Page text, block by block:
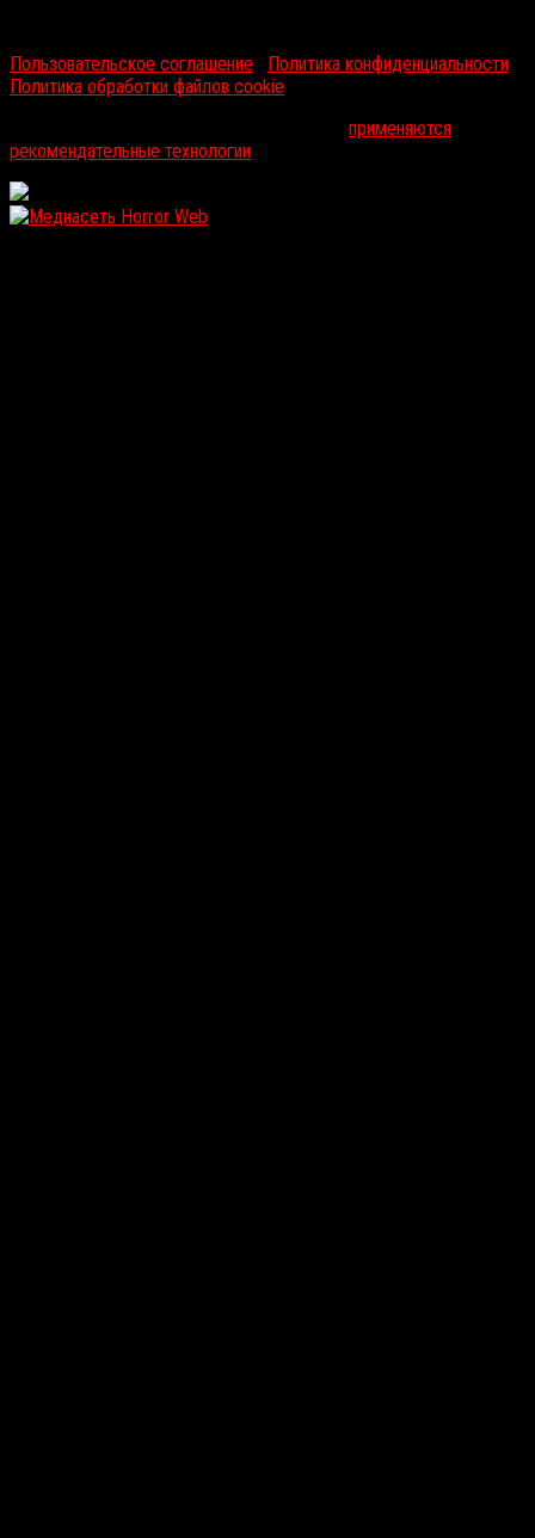
Пользовательское соглашение
Политика конфиденциальности
Политика обработки файлов cookie
применяются
рекомендательные технологии